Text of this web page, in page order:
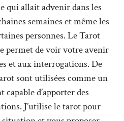
qui allait advenir dans les
semaines et même les
personnes. Le Tarot
permet de voir votre avenir
et aux interrogations. De
sont utilisées comme un
d’apporter des
J’utilise le tarot pour